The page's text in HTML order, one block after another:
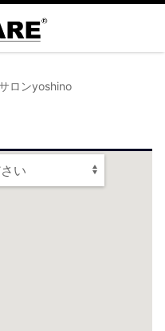
ロンyoshino
い